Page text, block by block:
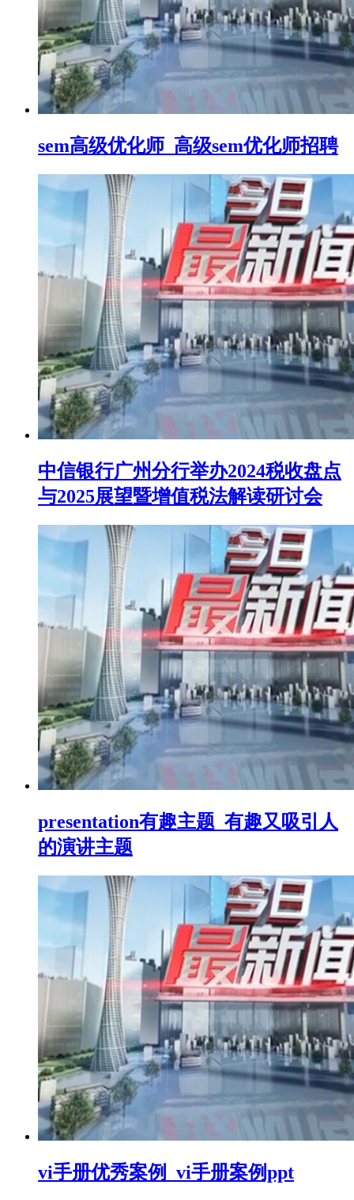
sem高级优化师_高级sem优化师招聘
中信银行广州分行举办2024税收盘点
与2025展望暨增值税法解读研讨会
presentation有趣主题_有趣又吸引人
的演讲主题
vi手册优秀案例_vi手册案例ppt